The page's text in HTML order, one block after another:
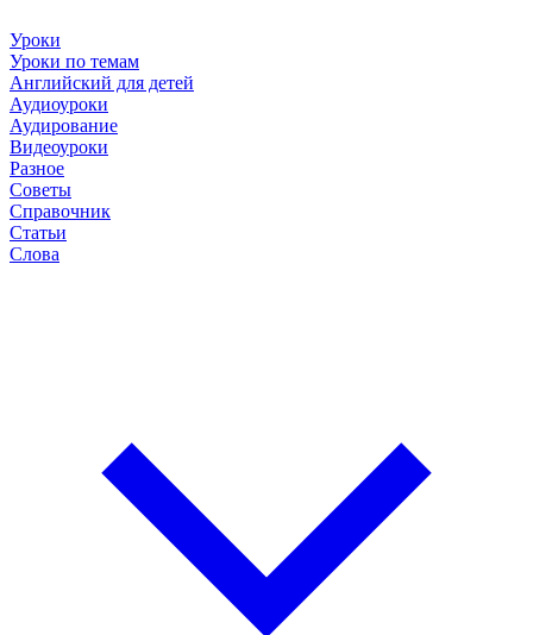
Уроки
Уроки по темам
Английский для детей
Аудиоуроки
Аудирование
Видеоуроки
Разное
Советы
Справочник
Статьи
Слова